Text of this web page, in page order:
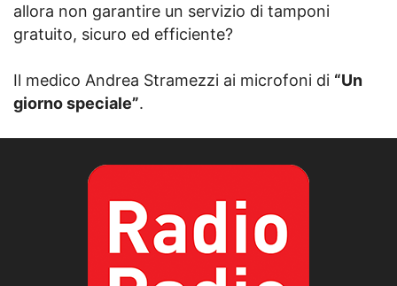
allora non garantire un servizio di tamponi
gratuito, sicuro ed efficiente?
Il medico Andrea Stramezzi ai microfoni di “Un
giorno speciale”.